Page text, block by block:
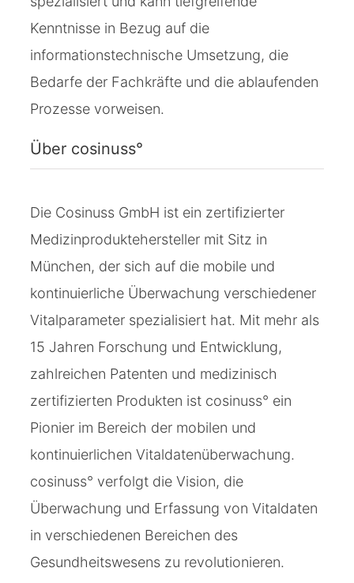
Kenntnisse in Bezug auf die
informationstechnische Umsetzung, die
Bedarfe der Fachkräfte und die ablaufenden
Prozesse vorweisen.
Über cosinuss°
Die Cosinuss GmbH ist ein zertifizierter
Medizinproduktehersteller mit Sitz in
München, der sich auf die mobile und
kontinuierliche Überwachung verschiedener
Vitalparameter spezialisiert hat. Mit mehr als
15 Jahren Forschung und Entwicklung,
zahlreichen Patenten und medizinisch
zertifizierten Produkten ist cosinuss° ein
Pionier im Bereich der mobilen und
kontinuierlichen Vitaldatenüberwachung.
cosinuss° verfolgt die Vision, die
Überwachung und Erfassung von Vitaldaten
in verschiedenen Bereichen des
Gesundheitswesens zu revolutionieren.